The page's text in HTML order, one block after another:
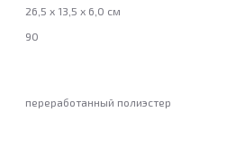
26,5 x 13,5 x 6,0 см
90
переработанный полиэстер